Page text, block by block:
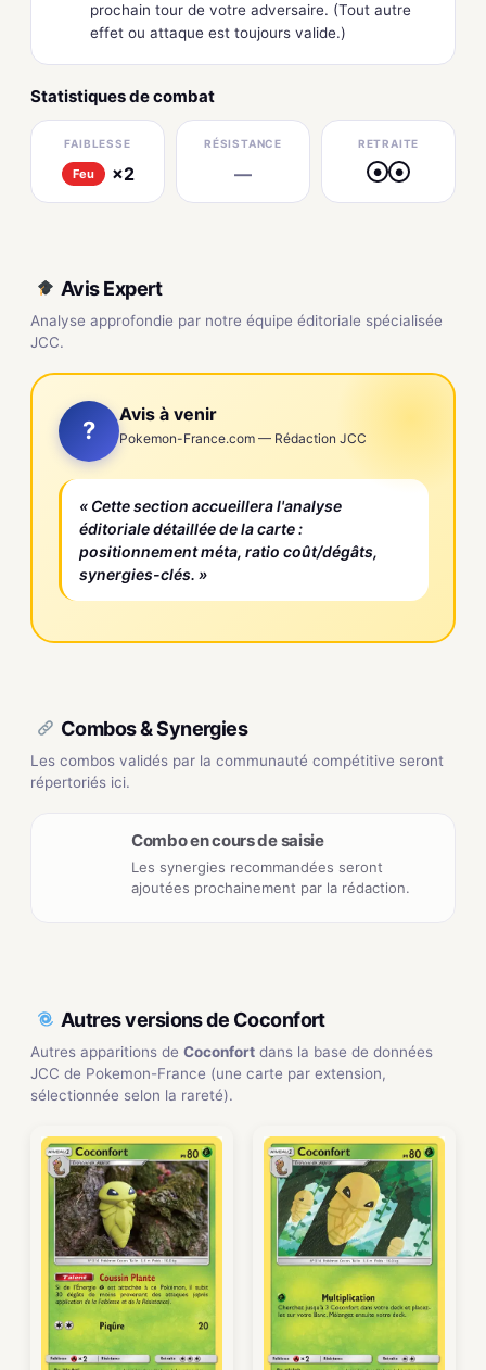
prochain tour de votre adversaire. (Tout autre
effet ou attaque est toujours valide.)
Statistiques de combat
FAIBLESSE
Feu ×2
RÉSISTANCE
—
RETRAITE
● ●
Avis Expert
Analyse approfondie par notre équipe éditoriale spécialisée
JCC.
?
Avis à venir
Pokemon-France.com — Rédaction JCC
« Cette section accueillera l'analyse
éditoriale détaillée de la carte :
positionnement méta, ratio coût/dégâts,
synergies-clés. »
Combos & Synergies
Les combos validés par la communauté compétitive seront
répertoriés ici.
Combo en cours de saisie
Les synergies recommandées seront
ajoutées prochainement par la rédaction.
Autres versions de Coconfort
Autres apparitions de Coconfort dans la base de données
JCC de Pokemon-France (une carte par extension,
sélectionnée selon la rareté).